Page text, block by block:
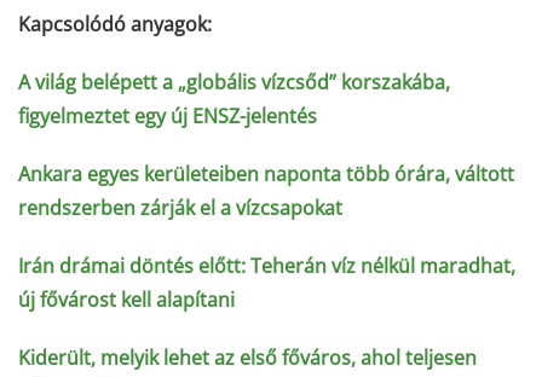
Kapcsolódó anyagok:
A világ belépett a „globális vízcsőd” korszakába,
figyelmeztet egy új ENSZ-jelentés
Ankara egyes kerületeiben naponta több órára, váltott
rendszerben zárják el a vízcsapokat
Irán drámai döntés előtt: Teherán víz nélkül maradhat,
új fővárost kell alapítani
Kiderült, melyik lehet az első főváros, ahol teljesen